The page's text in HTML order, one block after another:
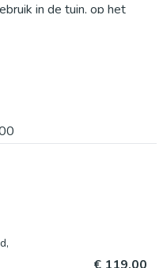
in de tuin, op het
materialen is het
als kampeermatras,
kinderbed. Wanneer
keuze. Het matras
kleuren, zodat u
die perfect aansluit bij
Alicante-matras wordt